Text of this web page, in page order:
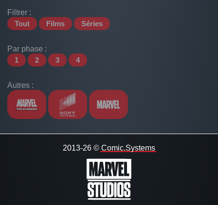
Filtrer :
Tout
Films Séries
Par phase :
1
2 3 4
Autres :
2013-26 © Comic.Systems